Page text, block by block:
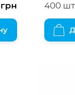
грн 400